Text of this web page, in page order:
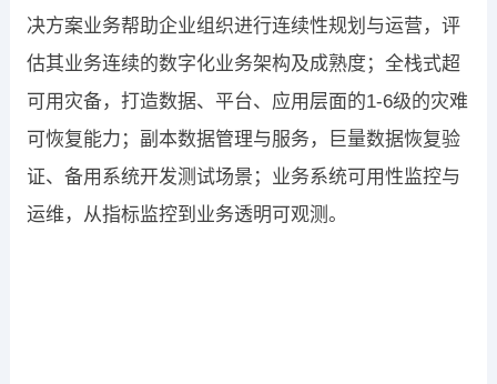
决方案业务帮助企业组织进行连续性规划与运营，评
估其业务连续的数字化业务架构及成熟度；全栈式超
可用灾备，打造数据、平台、应用层面的1-6级的灾难
可恢复能力；副本数据管理与服务，巨量数据恢复验
证、备用系统开发测试场景；业务系统可用性监控与
运维，从指标监控到业务透明可观测。